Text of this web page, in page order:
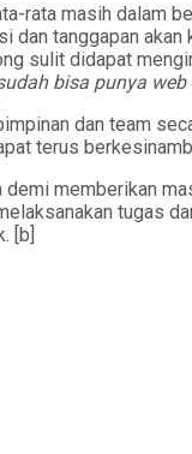
rata masih dalam
tanggapan
sulit didapat
bisa punya web
dan team
terus
memberikan
tugas
[b]